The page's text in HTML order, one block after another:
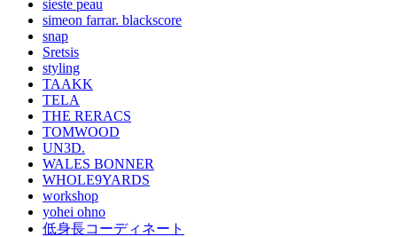
sieste peau
simeon farrar. blackscore
snap
Sretsis
styling
TAAKK
TELA
THE RERACS
TOMWOOD
UN3D.
WALES BONNER
WHOLE9YARDS
workshop
yohei ohno
低身長コーディネート